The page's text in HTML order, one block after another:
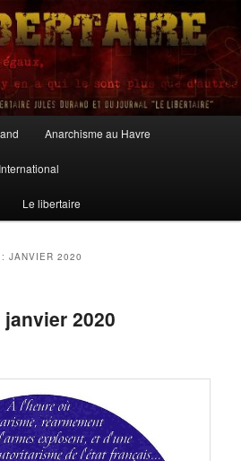
Anarchisme au Havre
International
Le libertaire
:JANVIER 2020
2020